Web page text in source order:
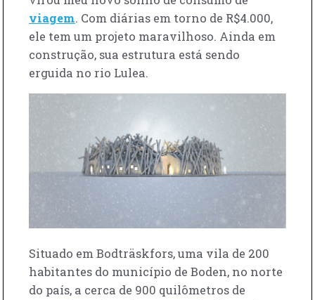
viagem. Com diárias em torno de R$4.000,
ele tem um projeto maravilhoso. Ainda em
construção, sua estrutura está sendo
erguida no rio Lulea.
Situado em Bodträskfors, uma vila de 200
habitantes do município de Boden, no norte
do país, a cerca de 900 quilômetros de